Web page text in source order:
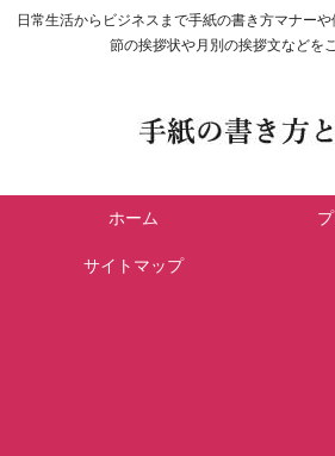
日常生活からビジネスまで手紙の書き方マナー
節の挨拶状や月別の挨拶文などを
ホーム
サイトマップ